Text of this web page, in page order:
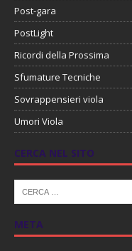
Post-gara
PostLight
Ricordi della Prossima
Sfumature Tecniche
Sovrappensieri viola
Umori Viola
CERCA NEL SITO
META